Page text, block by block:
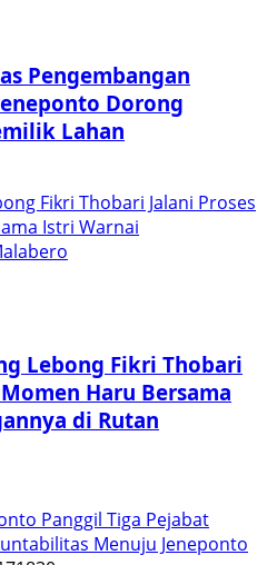
Pengembangan
Dorong
Lahan
Fikri Thobari Jalani Proses
Istri Warnai
Lebong Fikri Thobari
Haru Bersama
di Rutan
Panggil Tiga Pejabat
Menuju Jeneponto